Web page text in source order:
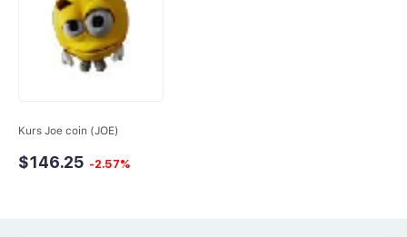
Kurs Joe coin (JOE)
$146.25 -2.57%